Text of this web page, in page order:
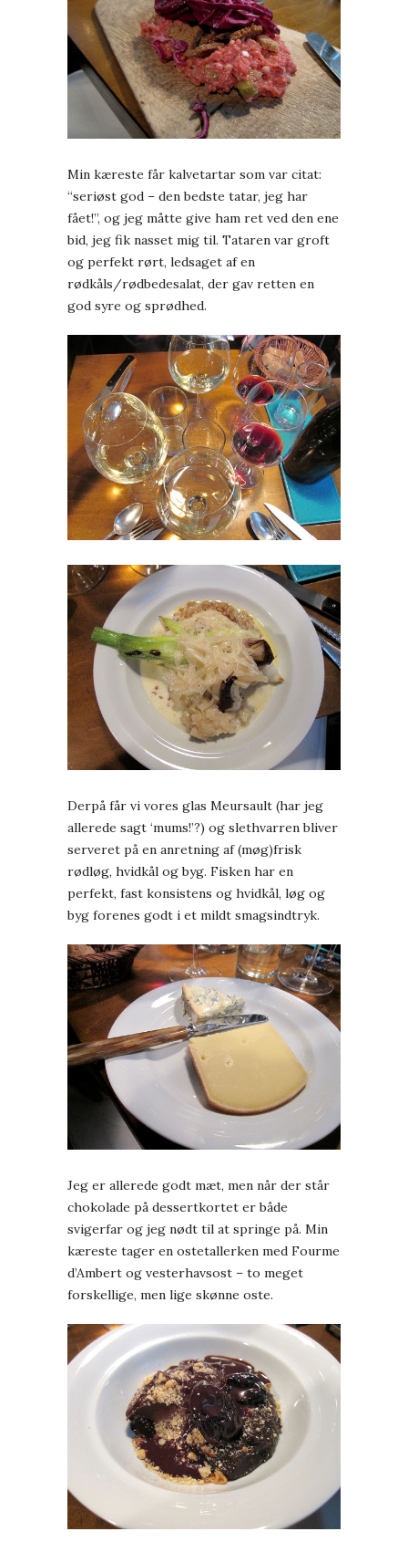
Min kæreste får kalvetartar som var citat:
“seriøst god – den bedste tatar, jeg har
fået!”, og jeg måtte give ham ret ved den ene
bid, jeg fik nasset mig til. Tataren var groft
og perfekt rørt, ledsaget af en
rødkåls/rødbedesalat, der gav retten en
god syre og sprødhed.
Derpå får vi vores glas Meursault (har jeg
allerede sagt ‘mums!’?) og slethvarren bliver
serveret på en anretning af (møg)frisk
rødløg, hvidkål og byg. Fisken har en
perfekt, fast konsistens og hvidkål, løg og
byg forenes godt i et mildt smagsindtryk.
Jeg er allerede godt mæt, men når der står
chokolade på dessertkortet er både
svigerfar og jeg nødt til at springe på. Min
kæreste tager en ostetallerken med Fourme
d’Ambert og vesterhavsost – to meget
forskellige, men lige skønne oste.